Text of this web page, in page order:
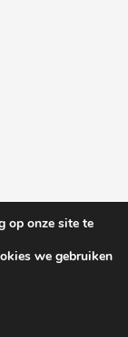
op onze site te
we gebruiken